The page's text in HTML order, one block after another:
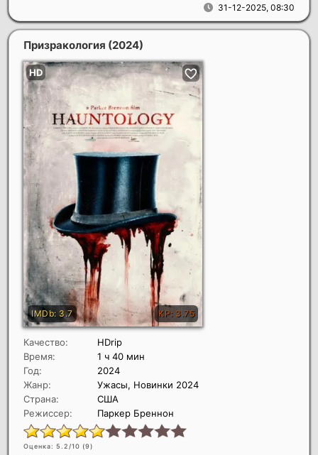
31-12-2025, 08:30
Призракология (2024)
Качество:
HDrip
Время:
1 ч 40 мин
Год:
2024
Жанр:
Ужасы, Новинки 2024
Страна:
США
Режиссер:
Паркер Бреннон
Оценка: 5.2/10 (9)